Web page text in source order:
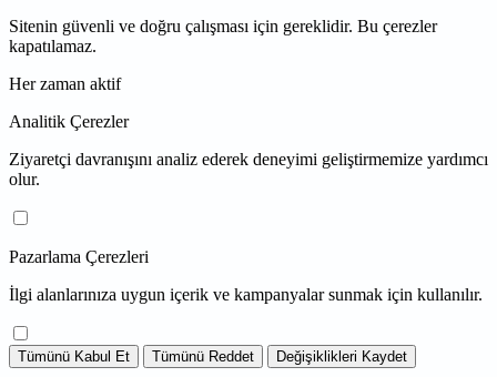
Sitenin güvenli ve doğru çalışması için gereklidir. Bu çerezler
kapatılamaz.
Her zaman aktif
Analitik Çerezler
Ziyaretçi davranışını analiz ederek deneyimi geliştirmemize yardımcı
olur.
Pazarlama Çerezleri
İlgi alanlarınıza uygun içerik ve kampanyalar sunmak için kullanılır.
Tümünü Kabul Et Tümünü Reddet Değişiklikleri Kaydet